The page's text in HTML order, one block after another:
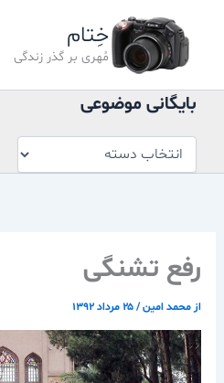
خِتام
مُهری بر گذر زندگی
بایگانی موضوعی
موضوعی
رفع تشنگی
از محمد امین/۲۵ مرداد ۱۳۹۲